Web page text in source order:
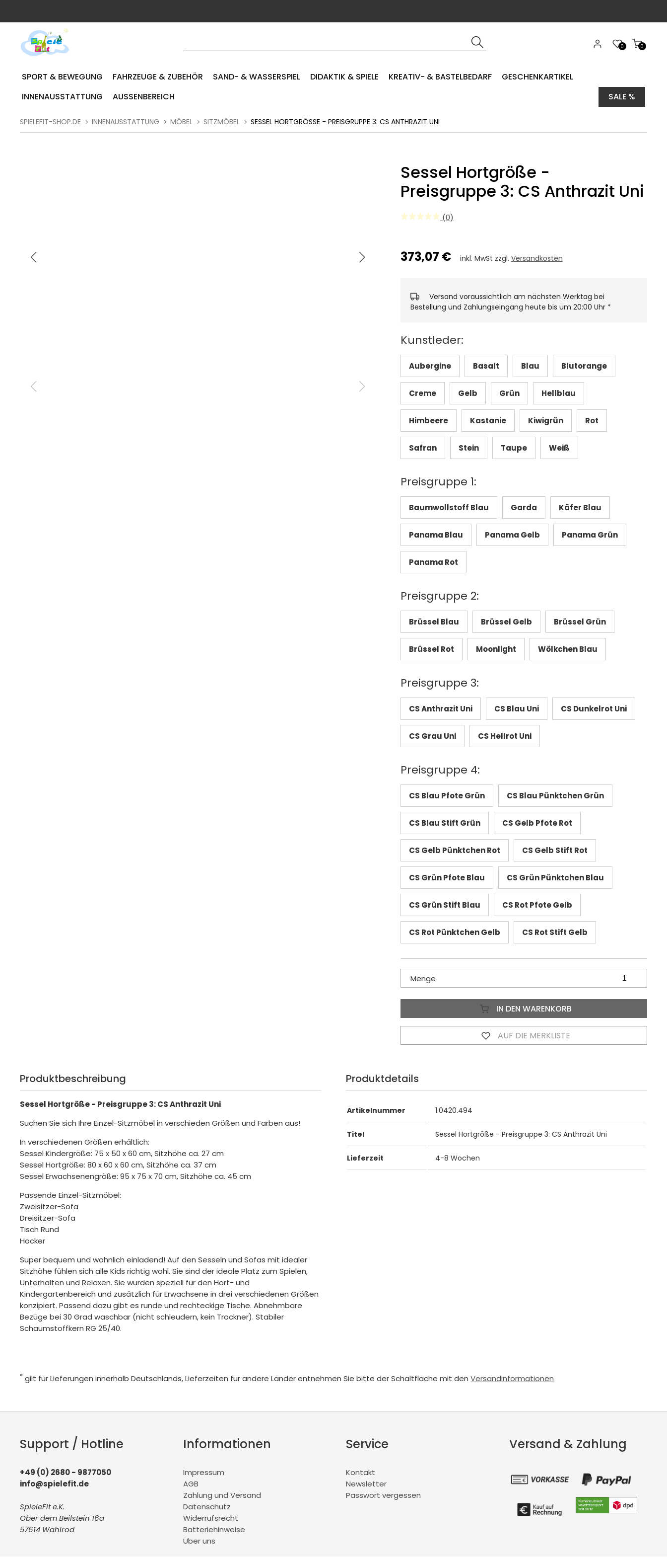
0
0
SPORT & BEWEGUNG FAHRZEUGE & ZUBEHÖR SAND- & WASSERSPIEL DIDAKTIK & SPIELE KREATIV- & BASTELBEDARF
GESCHENKARTIKEL
INNENAUSSTATTUNG
AUSSENBEREICH SALE %
SPIELEFIT-SHOP.DE INNENAUSSTATTUNG MÖBEL SITZMÖBEL SESSEL HORTGRÖSSE - PREISGRUPPE 3: CS ANTHRAZIT UNI
Sessel Hortgröße -
Preisgruppe 3: CS Anthrazit Uni
(0)
373,07 € inkl. MwSt zzgl. Versandkosten
Versand voraussichtlich am nächsten Werktag bei
Bestellung und Zahlungseingang heute bis um 20:00 Uhr *
Kunstleder:
Aubergine Basalt Blau Blutorange
Creme Gelb Grün Hellblau
Himbeere Kastanie Kiwigrün Rot
Safran Stein Taupe Weiß
Preisgruppe 1:
Baumwollstoff Blau Garda Käfer Blau
Panama Blau Panama Gelb Panama Grün
Panama Rot
Preisgruppe 2:
Brüssel Blau Brüssel Gelb Brüssel Grün
Brüssel Rot Moonlight Wölkchen Blau
Preisgruppe 3:
CS Anthrazit Uni CS Blau Uni CS Dunkelrot Uni
CS Grau Uni CS Hellrot Uni
Preisgruppe 4:
CS Blau Pfote Grün CS Blau Pünktchen Grün
CS Blau Stift Grün CS Gelb Pfote Rot
CS Gelb Pünktchen Rot CS Gelb Stift Rot
CS Grün Pfote Blau CS Grün Pünktchen Blau
CS Grün Stift Blau CS Rot Pfote Gelb
CS Rot Pünktchen Gelb CS Rot Stift Gelb
Menge
IN DEN WARENKORB
AUF DIE MERKLISTE
Produktbeschreibung
Sessel Hortgröße - Preisgruppe 3: CS Anthrazit Uni
Suchen Sie sich Ihre Einzel-Sitzmöbel in verschieden Größen und Farben aus!
In verschiedenen Größen erhältlich:
Sessel Kindergröße: 75 x 50 x 60 cm, Sitzhöhe ca. 27 cm
Sessel Hortgröße: 80 x 60 x 60 cm, Sitzhöhe ca. 37 cm
Sessel Erwachsenengröße: 95 x 75 x 70 cm, Sitzhöhe ca. 45 cm
Passende Einzel-Sitzmöbel:
Zweisitzer-Sofa
Dreisitzer-Sofa
Tisch Rund
Hocker
Super bequem und wohnlich einladend! Auf den Sesseln und Sofas mit idealer
Sitzhöhe fühlen sich alle Kids richtig wohl. Sie sind der ideale Platz zum Spielen,
Unterhalten und Relaxen. Sie wurden speziell für den Hort- und
Kindergartenbereich und zusätzlich für Erwachsene in drei verschiedenen Größen
konzipiert. Passend dazu gibt es runde und rechteckige Tische. Abnehmbare
Bezüge bei 30 Grad waschbar (nicht schleudern, kein Trockner). Stabiler
Schaumstoffkern RG 25/40.
Produktdetails
Artikelnummer 1.0420.494
Titel Sessel Hortgröße - Preisgruppe 3: CS Anthrazit Uni
Lieferzeit 4-8 Wochen
* gilt für Lieferungen innerhalb Deutschlands, Lieferzeiten für andere Länder entnehmen Sie bitte der Schaltfläche mit denVersandinformationen
Support / Hotline
+49 (0) 2680 - 9877050
info@spielefit.de
SpieleFit e.K.
Ober dem Beilstein 16a
57614 Wahlrod
Informationen
Impressum
AGB
Zahlung und Versand
Datenschutz
Widerrufsrecht
Batteriehinweise
Über uns
Service
Kontakt
Newsletter
Passwort vergessen
Versand & Zahlung